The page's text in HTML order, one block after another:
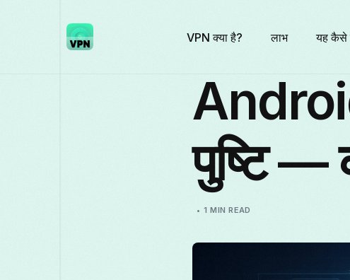
VPN क्या है? लाभ यह कैसे
पुष्टि
1 MIN READ